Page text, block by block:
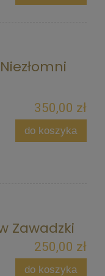
350,00 zł
do koszyka
Zawadzki
250,00 zł
do koszyka